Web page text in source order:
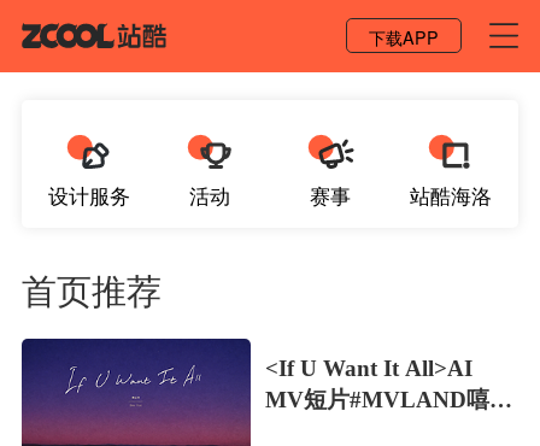
下载APP
设计服务 活动 赛事 站酷海洛
首页推荐
<If U Want It All>AI
MV短片#MVLAND嘻哈